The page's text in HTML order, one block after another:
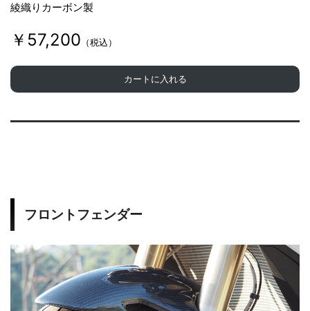
綾織りカーボン製
￥57,200 （税込）
カートに入れる
フロントフェンダー